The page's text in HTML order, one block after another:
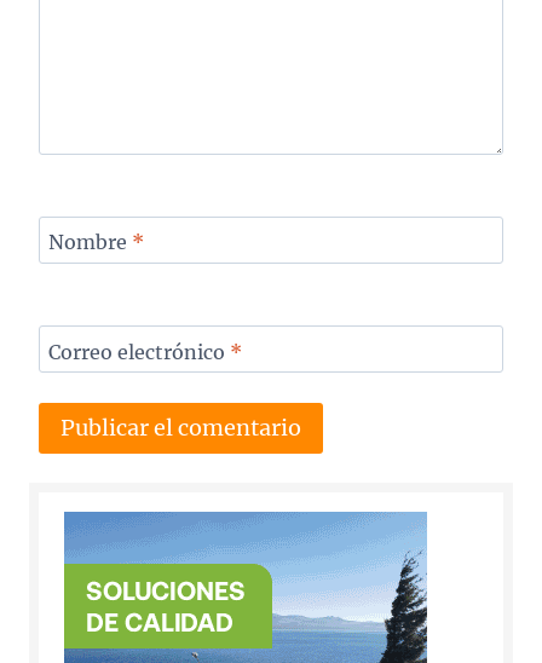
Nombre *
Correo electrónico *